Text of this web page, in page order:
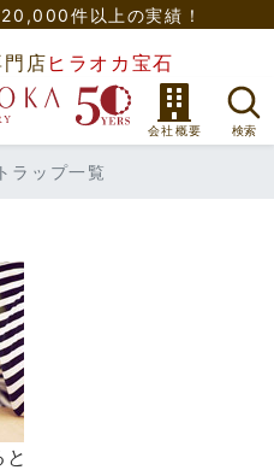
件以上の実績！
店 ヒラオカ宝石
ラップ一覧